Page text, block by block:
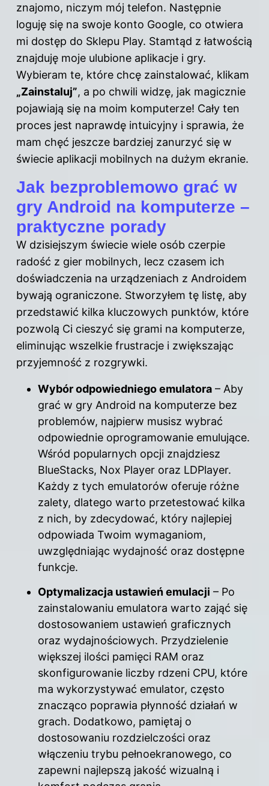
znajomo, niczym mój telefon. Następnie
loguję się na swoje konto Google, co otwiera
mi dostęp do Sklepu Play. Stamtąd z łatwością
znajduję moje ulubione aplikacje i gry.
Wybieram te, które chcę zainstalować, klikam
„Zainstaluj”, a po chwili widzę, jak magicznie
pojawiają się na moim komputerze! Cały ten
proces jest naprawdę intuicyjny i sprawia, że
mam chęć jeszcze bardziej zanurzyć się w
świecie aplikacji mobilnych na dużym ekranie.
Jak bezproblemowo grać w
gry Android na komputerze –
praktyczne porady
W dzisiejszym świecie wiele osób czerpie
radość z gier mobilnych, lecz czasem ich
doświadczenia na urządzeniach z Androidem
bywają ograniczone. Stworzyłem tę listę, aby
przedstawić kilka kluczowych punktów, które
pozwolą Ci cieszyć się grami na komputerze,
eliminując wszelkie frustracje i zwiększając
przyjemność z rozgrywki.
Wybór odpowiedniego emulatora – Aby
grać w gry Android na komputerze bez
problemów, najpierw musisz wybrać
odpowiednie oprogramowanie emulujące.
Wśród popularnych opcji znajdziesz
BlueStacks, Nox Player oraz LDPlayer.
Każdy z tych emulatorów oferuje różne
zalety, dlatego warto przetestować kilka
z nich, by zdecydować, który najlepiej
odpowiada Twoim wymaganiom,
uwzględniając wydajność oraz dostępne
funkcje.
Optymalizacja ustawień emulacji – Po
zainstalowaniu emulatora warto zająć się
dostosowaniem ustawień graficznych
oraz wydajnościowych. Przydzielenie
większej ilości pamięci RAM oraz
skonfigurowanie liczby rdzeni CPU, które
ma wykorzystywać emulator, często
znacząco poprawia płynność działań w
grach. Dodatkowo, pamiętaj o
dostosowaniu rozdzielczości oraz
włączeniu trybu pełnoekranowego, co
zapewni najlepszą jakość wizualną i